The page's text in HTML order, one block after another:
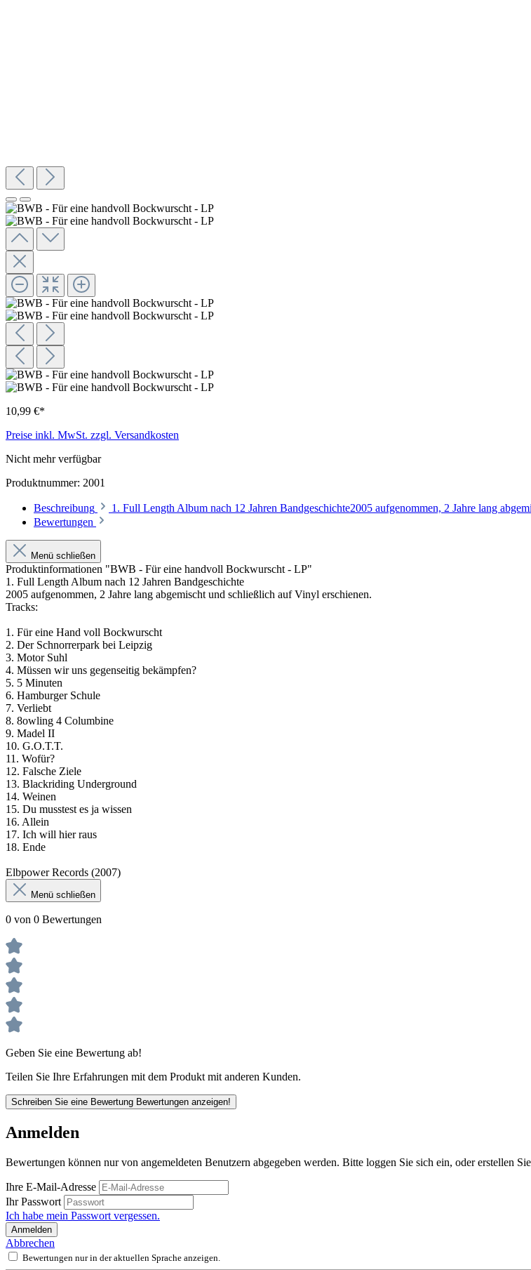
10,99 €*
Preise inkl. MwSt. zzgl. Versandkosten
Nicht mehr verfügbar
Produktnummer: 2001
Beschreibung 1. Full Length Album nach 12 Jahren Bandgeschichte2005 aufgenommen, 2 Jahre lang
Bewertungen
Menü schließen
Produktinformationen "BWB - Für eine handvoll Bockwurscht - LP"
1. Full Length Album nach 12 Jahren Bandgeschichte
2005 aufgenommen, 2 Jahre lang abgemischt und schließlich auf Vinyl erschienen.
Tracks:
1. Für eine Hand voll Bockwurscht
2. Der Schnorrerpark bei Leipzig
3. Motor Suhl
4. Müssen wir uns gegenseitig bekämpfen?
5. 5 Minuten
6. Hamburger Schule
7. Verliebt
8. 8owling 4 Columbine
9. Madel II
10. G.O.T.T.
11. Wofür?
12. Falsche Ziele
13. Blackriding Underground
14. Weinen
15. Du musstest es ja wissen
16. Allein
17. Ich will hier raus
18. Ende
Elbpower Records (2007)
Menü schließen
0 von 0 Bewertungen
Geben Sie eine Bewertung ab!
Teilen Sie Ihre Erfahrungen mit dem Produkt mit anderen Kunden.
Schreiben Sie eine Bewertung Bewertungen anzeigen!
Anmelden
Bewertungen können nur von angemeldeten Benutzern abgegeben werden. Bitte loggen Sie sich ein, oder erstellen
Ihre E-Mail-Adresse
Ihr Passwort
Ich habe mein Passwort vergessen.
Anmelden
Abbrechen
Bewertungen nur in der aktuellen Sprache anzeigen.